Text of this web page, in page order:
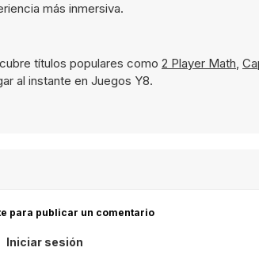
más inmersiva.
títulos populares como 2 Player Math,
al instante en Juegos Y8.
para publicar un comentario
Iniciar sesión